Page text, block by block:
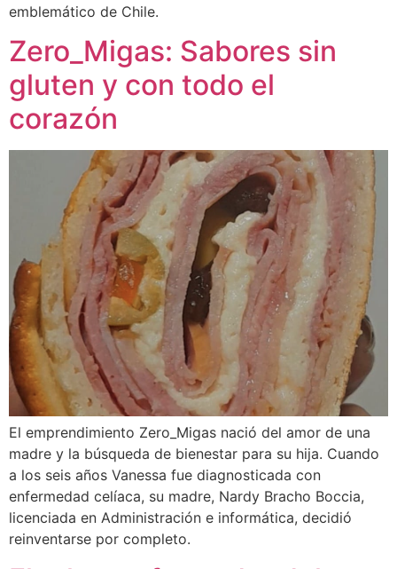
emblemático de Chile.
Zero_Migas: Sabores sin
gluten y con todo el
corazón
El emprendimiento Zero_Migas nació del amor de una
madre y la búsqueda de bienestar para su hija. Cuando
a los seis años Vanessa fue diagnosticada con
enfermedad celíaca, su madre, Nardy Bracho Boccia,
licenciada en Administración e informática, decidió
reinventarse por completo.